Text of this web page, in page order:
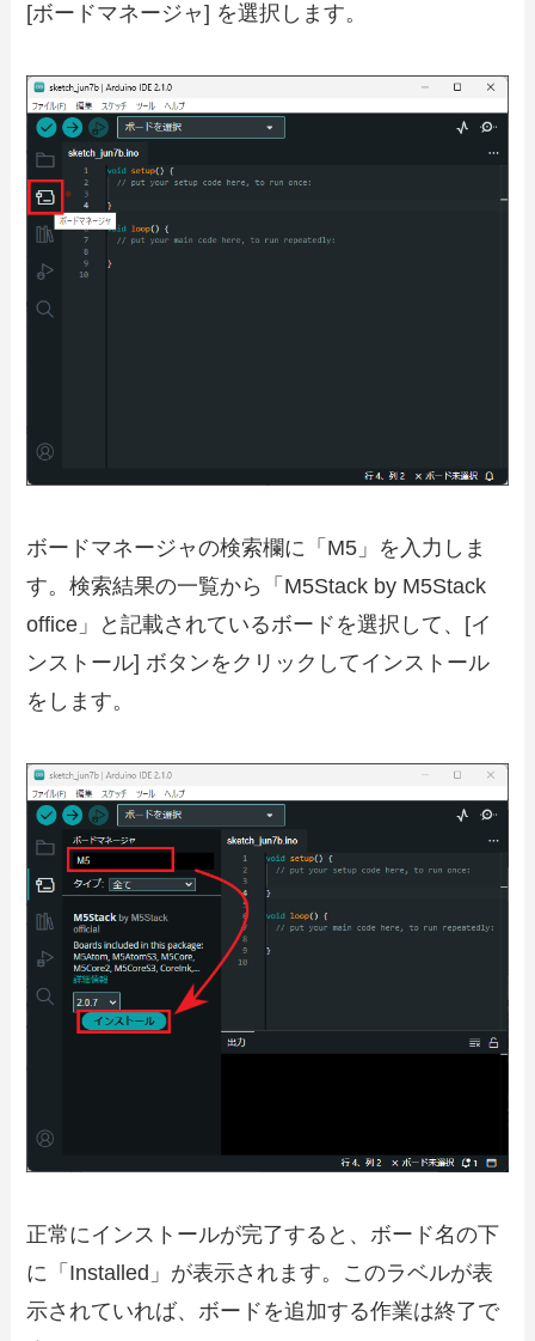
[ボードマネージャ] を選択します。
ボードマネージャの検索欄に「M5」を入力しま
す。検索結果の一覧から「M5Stack by M5Stack
office」と記載されているボードを選択して、[イ
ンストール] ボタンをクリックしてインストール
をします。
正常にインストールが完了すると、ボード名の下
に「Installed」が表示されます。このラベルが表
示されていれば、ボードを追加する作業は終了で